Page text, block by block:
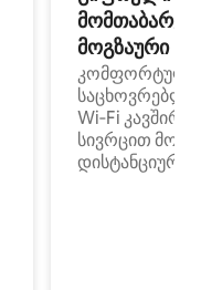
მოგზაური
კომფორტული
Wi‑Fi
სივრცით
დისტანციური